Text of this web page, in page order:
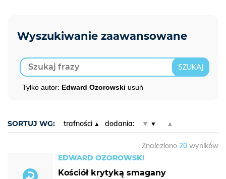
Tylko autor: Edward Ozorowski usuń
SORTUJ WG: trafności dodania: ▼ ▲
Znaleziono 20 wyników
EDWARD OZOROWSKI
Kościół krytyką smagany